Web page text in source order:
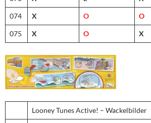
074 X O O
075 X O X
Looney Tunes Active! – Wackelbilder